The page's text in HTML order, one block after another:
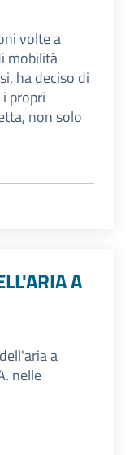
volte a
mobilità
ha deciso di
propri
non solo
A
a
nelle